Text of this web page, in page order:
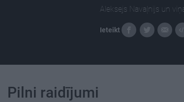
Aleksejs Navaļnijs un
Ieteikt
Pilni raidījumi